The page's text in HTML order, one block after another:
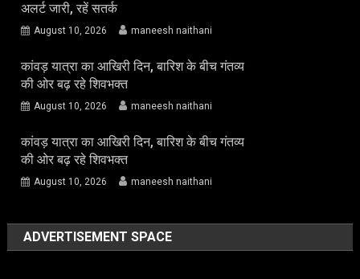
अलर्ट जारी, रहें सतर्क
August 10, 2026 maneesh naithani
कांवड़ यात्रा का आखिरी दिन, बारिश के बीच गंतव्य
की ओर बढ़ रहे शिवभक्त
August 10, 2026 maneesh naithani
कांवड़ यात्रा का आखिरी दिन, बारिश के बीच गंतव्य
की ओर बढ़ रहे शिवभक्त
August 10, 2026 maneesh naithani
ADVERTISEMENT SPACE